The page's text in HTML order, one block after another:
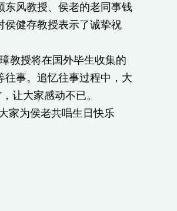
风教授、侯老的老同事钱
侯健存教授表示了诚挚祝
教授将在国外毕生收集的
往事。追忆往事过程中，大
让大家感动不已。
家为侯老共唱生日快乐